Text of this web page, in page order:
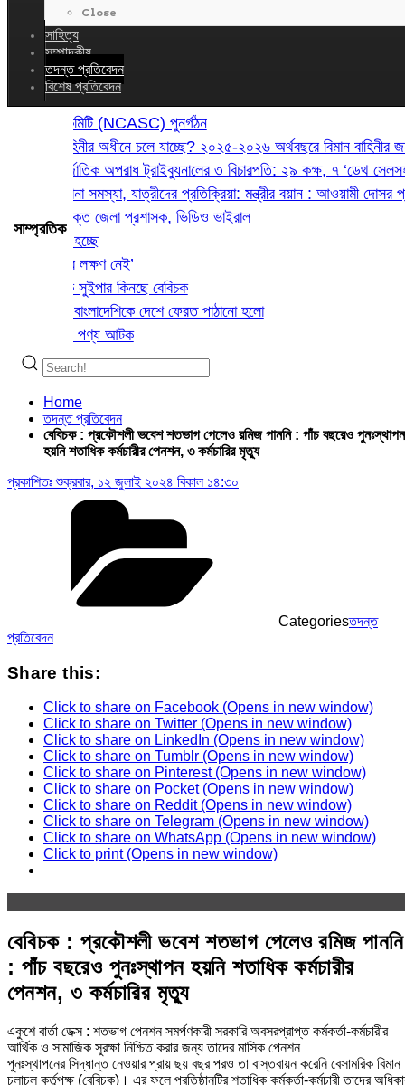
Close
সাহিত্য
সম্পাদকীয়
তদন্ত প্রতিবেদন
বিশেষ প্রতিবেদন
সাম্প্রতিক
নিরাপত্তা কমিটি (NCASC) পুনর্গঠন
বিমান বাহিনীর অধীনে চলে যাচ্ছে? ২০২৫-২০২৬ অর্থবছরে বিমান বাহিনীর
আন্তর্জাতিক অপরাধ ট্রাইব্যুনালের ৩ বিচারপতি: ২৯ কক্ষ, ৭ ‘ডেথ সেলসহ’
: ট্রলিসহ নানা সমস্যা, যাত্রীদের প্রতিক্রিয়া: মন্ত্রীর বয়ান : আওয়ামী দোসর
অতিরিক্ত জেলা প্রশাসক, ভিডিও ভাইরাল
গড়ে তোলা হচ্ছে
‘উন্নতির লক্ষণ নেই’
আধুনিক সুইপার কিনছে বেবিচক
আরও ২৩ বাংলাদেশিকে দেশে ফেরত পাঠানো হলো
১০১ কার্টন পণ্য আটক
Home
তদন্ত প্রতিবেদন
বেবিচক : প্রকৌশলী ভবেশ শতভাগ পেলেও রমিজ পাননি : পাঁচ বছরেও পুনঃস্থাপন
হয়নি শতাধিক কর্মচারীর পেনশন, ৩ কর্মচারির মৃত্যু
প্রকাশিতঃশুক্রবার, ১২ জুলাই ২০২৪ বিকাল ১৪:৩০
Categoriesতদন্ত
প্রতিবেদন
Share this:
Click to share on Facebook (Opens in new window)
Click to share on Twitter (Opens in new window)
Click to share on LinkedIn (Opens in new window)
Click to share on Tumblr (Opens in new window)
Click to share on Pinterest (Opens in new window)
Click to share on Pocket (Opens in new window)
Click to share on Reddit (Opens in new window)
Click to share on Telegram (Opens in new window)
Click to share on WhatsApp (Opens in new window)
Click to print (Opens in new window)
বেবিচক : প্রকৌশলী ভবেশ শতভাগ পেলেও রমিজ পাননি
: পাঁচ বছরেও পুনঃস্থাপন হয়নি শতাধিক কর্মচারীর
পেনশন, ৩ কর্মচারির মৃত্যু
একুশে বার্তা ডেক্স : শতভাগ পেনশন সমর্পণকারী সরকারি অবসরপ্রাপ্ত কর্মকর্তা-কর্মচারীর
আর্থিক ও সামাজিক সুরক্ষা নিশ্চিত করার জন্য তাদের মাসিক পেনশন
পুনঃস্থাপনের সিদ্ধান্ত নেওয়ার প্রায় ছয় বছর পরও তা বাস্তবায়ন করেনি বেসামরিক বিমান
চলাচল কর্তৃপক্ষ (বেবিচক)। এর ফলে প্রতিষ্ঠানটির শতাধিক কর্মকর্তা-কর্মচারী তাদের